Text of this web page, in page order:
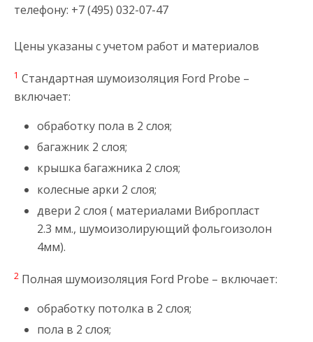
телефону: +7 (495) 032-07-47
Цены указаны с учетом работ и материалов
1 Стандартная шумоизоляция Ford Probe –
включает:
обработку пола в 2 слоя;
багажник 2 слоя;
крышка багажника 2 слоя;
колесные арки 2 слоя;
двери 2 слоя ( материалами Вибропласт
2.3 мм., шумоизолирующий фольгоизолон
4мм).
2 Полная шумоизоляция Ford Probe – включает:
обработку потолка в 2 слоя;
пола в 2 слоя;